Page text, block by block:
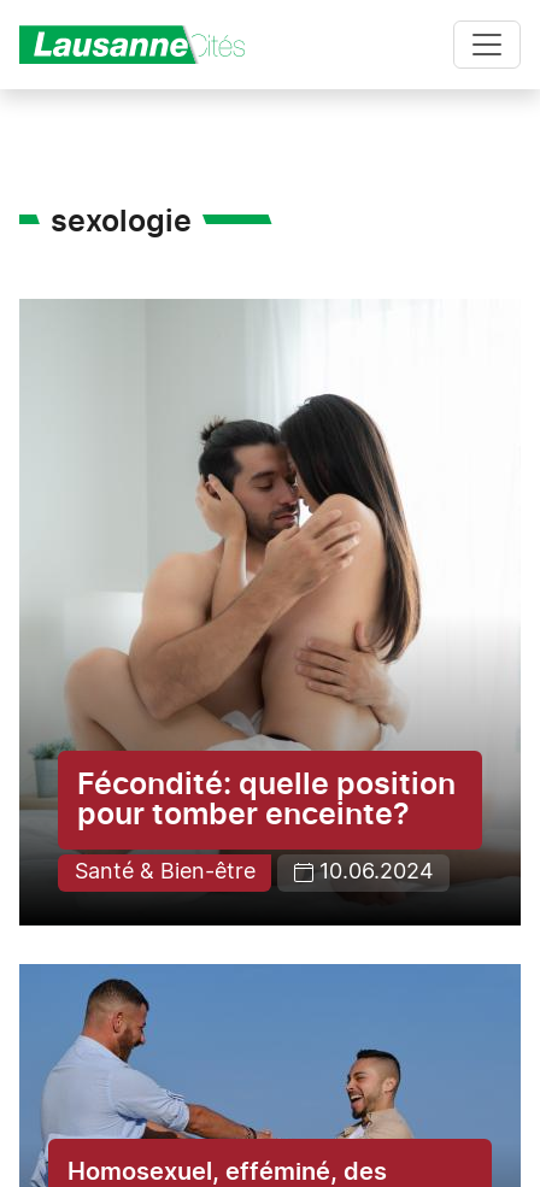
sexologie
Fécondité: quelle position
pour tomber enceinte?
Santé & Bien-être 10.06.2024
Homosexuel, efféminé, des